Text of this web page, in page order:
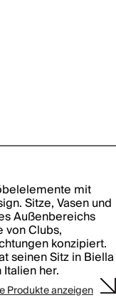
mit
Sitze, Vasen und
Außenbereichs
Clubs,
konzipiert.
seinen Sitz in Biella
her.
Produkte anzeigen